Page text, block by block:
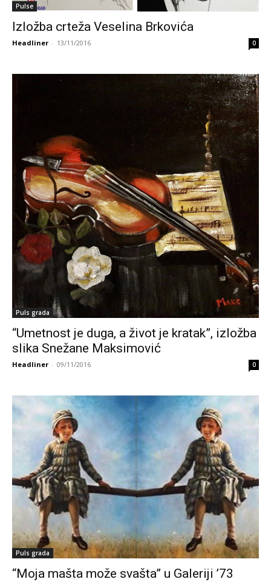
Pulse
Izložba crteža Veselina Brkovića
Headliner - 13/11/2016 0
Puls grada
“Umetnost je duga, a život je kratak”, izložba
slika Snežane Maksimović
Headliner - 09/11/2016 0
Puls grada
“Moja mašta može svašta” u Galeriji ’73